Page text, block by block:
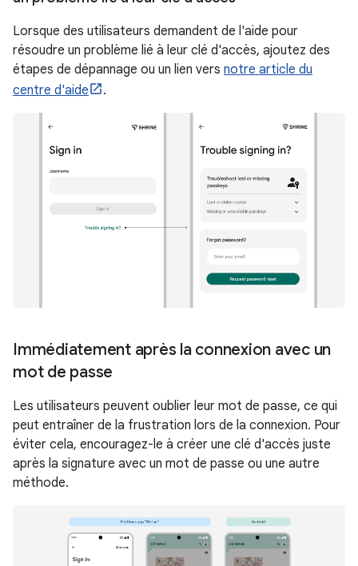
Lorsque des utilisateurs demandent de l'aide pour
résoudre un problème lié à leur clé d'accès, ajoutez des
étapes de dépannage ou un lien vers notre article du
centre d'aide
.
Immédiatement après la connexion avec un
mot de passe
Les utilisateurs peuvent oublier leur mot de passe, ce qui
peut entraîner de la frustration lors de la connexion. Pour
éviter cela, encouragez-le à créer une clé d'accès juste
après la signature avec un mot de passe ou une autre
méthode.